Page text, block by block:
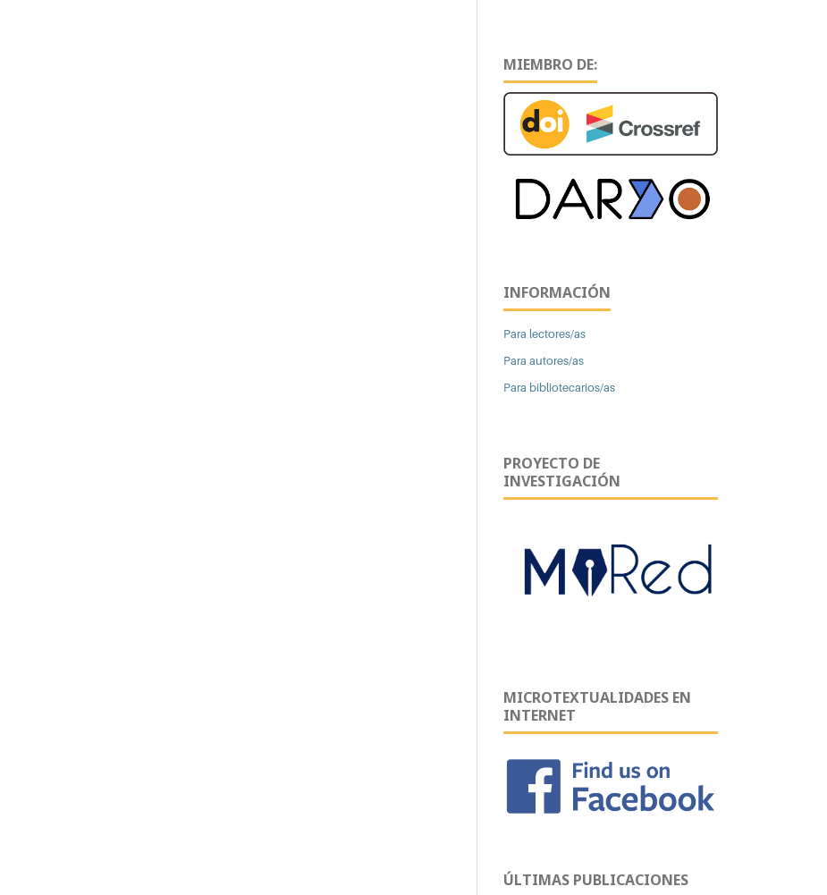
MIEMBRO DE:
INFORMACIÓN
Para lectores/as
Para autores/as
Para bibliotecarios/as
PROYECTO DE
INVESTIGACIÓN
MICROTEXTUALIDADES EN
INTERNET
ÚLTIMAS PUBLICACIONES